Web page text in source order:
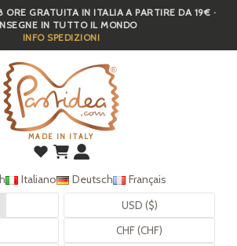
ORE GRATUITA IN ITALIA A PARTIRE DA 19€ ·
IN TUTTO IL MONDO
INFO SPEDIZIONI
MADE IN ITALY
Italiano Deutsch Français
USD ($)
CHF (CHF)